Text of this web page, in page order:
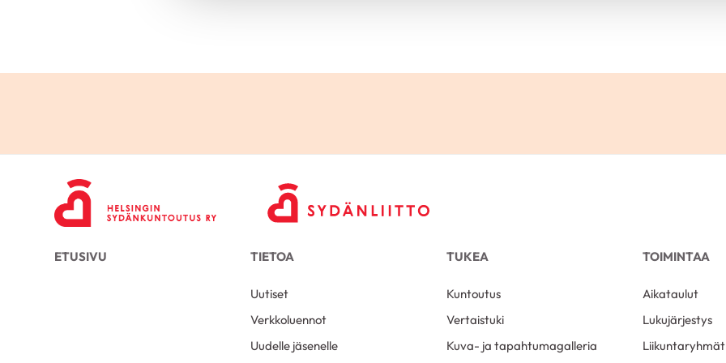
ETUSIVU TIETOA
Uutiset
Verkkoluennot
Uudelle jäsenelle
TUKEA
Kuntoutus
Vertaistuki
Kuva- ja tapahtumagalleria
TOIMINTAA
Aikataulut
Lukujärjestys
Liikuntaryhmät